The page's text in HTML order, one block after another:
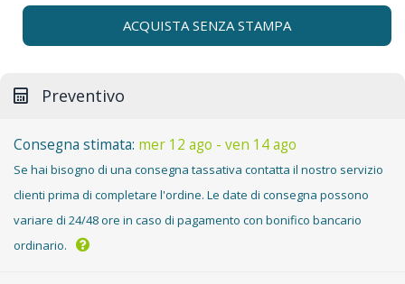
ACQUISTA SENZA STAMPA
Preventivo
Consegna stimata: mer 12 ago - ven 14 ago
Se hai bisogno di una consegna tassativa contatta il nostro servizio
clienti prima di completare l'ordine. Le date di consegna possono
variare di 24/48 ore in caso di pagamento con bonifico bancario
ordinario.